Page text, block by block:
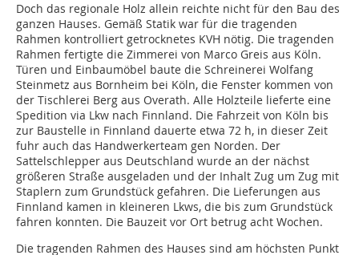
Doch das regionale Holz allein reichte nicht für den Bau des
ganzen Hauses. Gemäß Statik war für die tragenden
Rahmen kontrolliert getrocknetes KVH nötig. Die tra­genden
Rahmen fertigte die Zimmerei von Marco Greis aus Köln.
Türen und Einbaumöbel baute die Schreinerei Wolfang
Steinmetz aus Bornheim bei Köln, die Fenster kommen von
der Tischlerei Berg aus Overath. Alle Holzteile lieferte eine
Spedition via Lkw nach Finnland. Die Fahrzeit von Köln bis
zur Baustelle in Finnland dauerte etwa 72 h, in dieser Zeit
fuhr auch das Handwerkerteam gen Norden. Der
Sattelschlepper aus Deutschland wurde an der nächst
größeren Straße ausgeladen und der Inhalt Zug um Zug mit
Staplern zum Grundstück gefahren. Die Lieferungen aus
Finnland kamen in kleineren Lkws, die bis zum Grundstück
fahren konnten. Die Bauzeit vor Ort betrug acht Wochen.
Die tragenden Rahmen des Hauses sind am höchsten Punkt